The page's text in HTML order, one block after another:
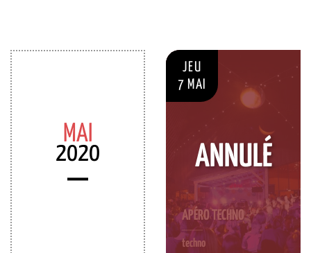
MAI
2020
JEU
7 MAI
APÉRO TECHNO
techno
ANNULÉ